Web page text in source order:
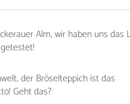
Alm, wir haben uns das
der Bröselteppich ist das
Geht das?